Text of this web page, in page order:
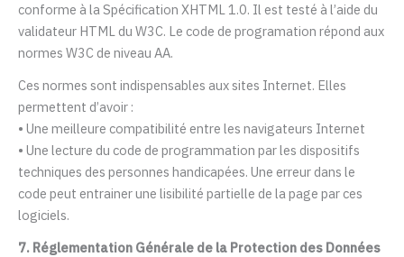
conforme à la Spécification XHTML 1.0. Il est testé à l’aide du
validateur HTML du W3C. Le code de programation répond aux
normes W3C de niveau AA.
Ces normes sont indispensables aux sites Internet. Elles
permettent d’avoir :
• Une meilleure compatibilité entre les navigateurs Internet
• Une lecture du code de programmation par les dispositifs
techniques des personnes handicapées. Une erreur dans le
code peut entrainer une lisibilité partielle de la page par ces
logiciels.
7. Réglementation Générale de la Protection des Données